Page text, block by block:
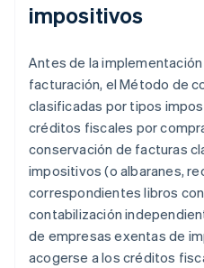
impositivos
Antes de la
facturación, el Método de
clasificadas por tipos
créditos fiscales por
conservación de facturas
impositivos (o albaranes,
correspondientes libros
contabilización
de empresas exentas de
acogerse a los créditos